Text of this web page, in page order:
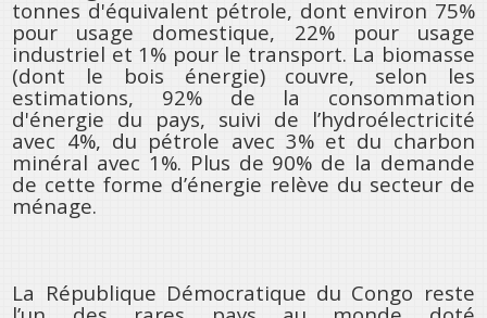
tonnes d'équivalent pétrole, dont environ 75%
pour usage domestique, 22% pour usage
industriel et 1% pour le transport. La biomasse
(dont le bois énergie) couvre, selon les
estimations, 92% de la consommation
d'énergie du pays, suivi de l’hydroélectricité
avec 4%, du pétrole avec 3% et du charbon
minéral avec 1%. Plus de 90% de la demande
de cette forme d’énergie relève du secteur de
ménage.
La République Démocratique du Congo reste